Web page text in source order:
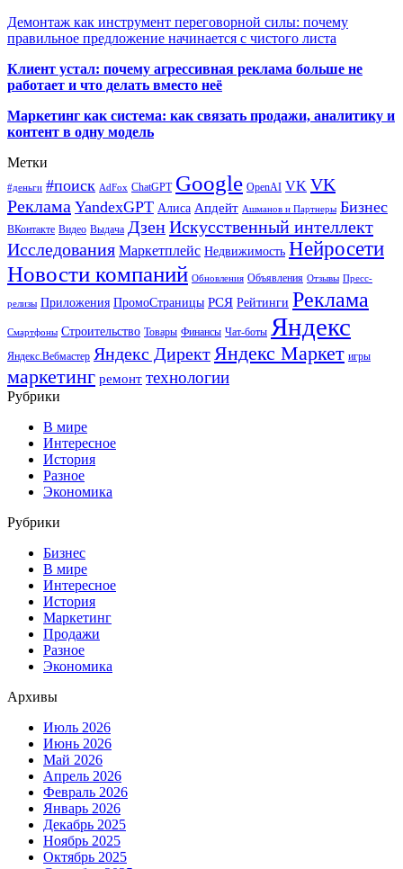
Демонтаж как инструмент переговорной силы: почему
правильное предложение начинается с чистого листа
Клиент устал: почему агрессивная реклама больше не
работает и что делать вместо неё
Маркетинг как система: как связать продажи, аналитику и
контент в одну модель
Метки
#деньги #поиск AdFox ChatGPT Google OpenAI VK VK
Реклама YandexGPT Алиса Апдейт Ашманов и Партнеры Бизнес
ВКонтакте Видео Выдача ДзенИскусственный интеллект
Исследования Маркетплейс Недвижимость Нейросети
Новости компаний Обновления Объявления Отзывы Пресс-
релизы Приложения ПромоСтраницы РСЯ Рейтинги Реклама
Смартфоны Строительство Товары Финансы Чат-боты Яндекс
Яндекс.Вебмастер Яндекс Директ Яндекс Маркет игры
маркетинг ремонт технологии
Рубрики
В мире
Интересное
История
Разное
Экономика
Рубрики
Бизнес
В мире
Интересное
История
Маркетинг
Продажи
Разное
Экономика
Архивы
Июль 2026
Июнь 2026
Май 2026
Апрель 2026
Февраль 2026
Январь 2026
Декабрь 2025
Ноябрь 2025
Октябрь 2025